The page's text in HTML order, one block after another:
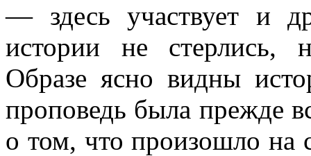
— здесь участвует и
истории не стерлись,
Образе ясно видны
проповедь была прежде
о том, что произошло на